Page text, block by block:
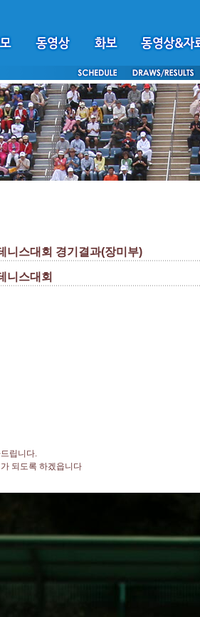
니스대회 경기결과(장미부)
니스대회
립니다.
되도록 하겠읍니다